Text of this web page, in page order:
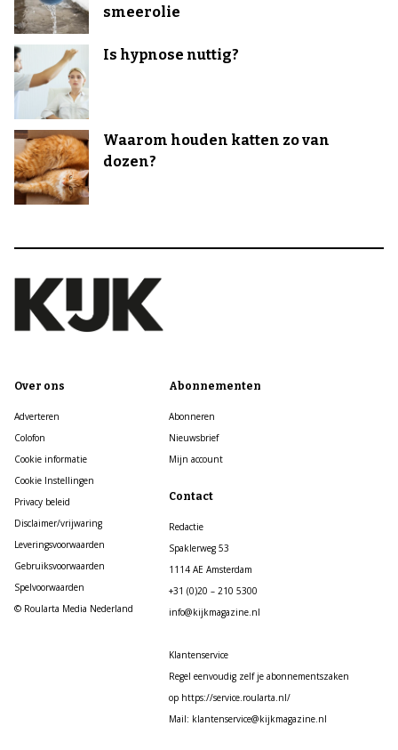
smeerolie
Is hypnose nuttig?
Waarom houden katten zo van
dozen?
Over ons
Adverteren
Colofon
Cookie informatie
Cookie Instellingen
Privacy beleid
Disclaimer/vrijwaring
Leveringsvoorwaarden
Gebruiksvoorwaarden
Spelvoorwaarden
© Roularta Media Nederland
Abonnementen
Abonneren
Nieuwsbrief
Mijn account
Contact
Redactie
Spaklerweg 53
1114 AE Amsterdam
+31 (0)20 – 210 5300
info@kijkmagazine.nl
Klantenservice
Regel eenvoudig zelf je abonnementszaken
op https://service.roularta.nl/
Mail: klantenservice@kijkmagazine.nl